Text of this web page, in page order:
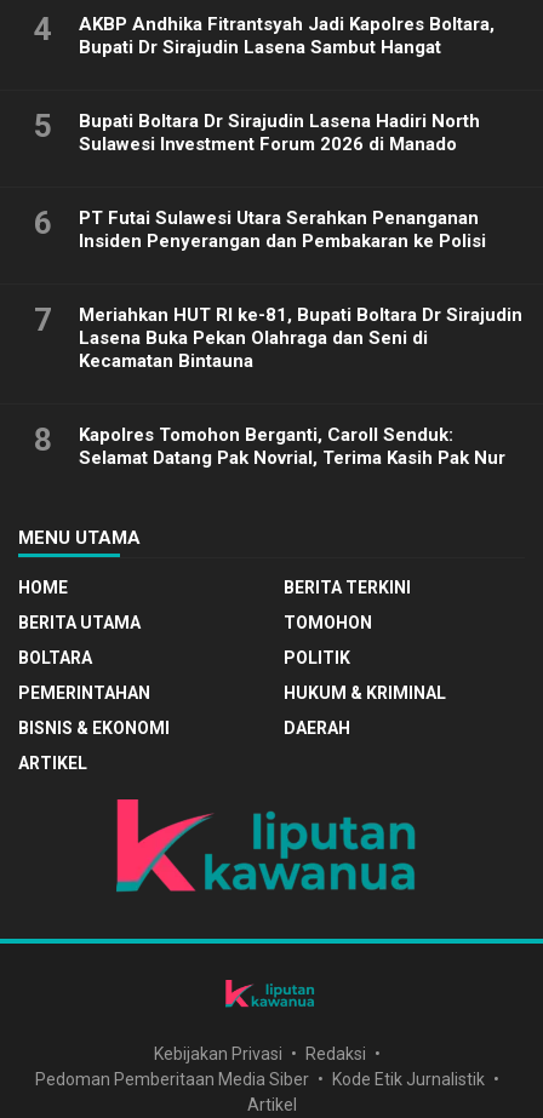
4
AKBP Andhika Fitrantsyah Jadi Kapolres Boltara,
Bupati Dr Sirajudin Lasena Sambut Hangat
5
Bupati Boltara Dr Sirajudin Lasena Hadiri North
Sulawesi Investment Forum 2026 di Manado
6
PT Futai Sulawesi Utara Serahkan Penanganan
Insiden Penyerangan dan Pembakaran ke Polisi
7
Meriahkan HUT RI ke-81, Bupati Boltara Dr Sirajudin
Lasena Buka Pekan Olahraga dan Seni di
Kecamatan Bintauna
8
Kapolres Tomohon Berganti, Caroll Senduk:
Selamat Datang Pak Novrial, Terima Kasih Pak Nur
MENU UTAMA
HOME
BERITA TERKINI
BERITA UTAMA
TOMOHON
BOLTARA
POLITIK
PEMERINTAHAN
HUKUM & KRIMINAL
BISNIS & EKONOMI
DAERAH
ARTIKEL
Kebijakan Privasi
Redaksi
Pedoman Pemberitaan Media Siber
Kode Etik Jurnalistik
Artikel